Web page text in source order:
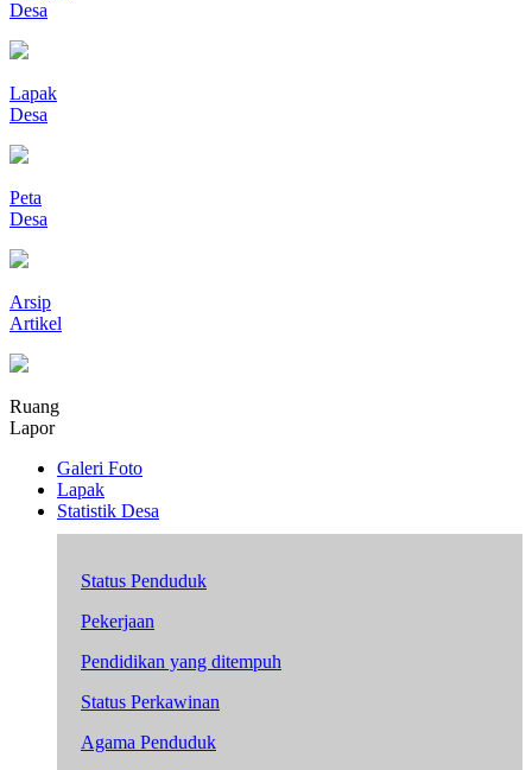
Desa
Lapak
Desa
Peta
Desa
Arsip
Artikel
Ruang
Lapor
Galeri Foto
Lapak
Statistik Desa
Status Penduduk
Pekerjaan
Pendidikan yang ditempuh
Status Perkawinan
Agama Penduduk